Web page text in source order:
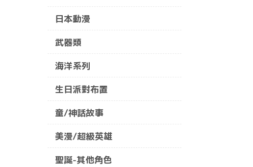
日本動漫
武器類
海洋系列
生日派對布置
童/神話故事
美漫/超級英雄
聖誕-其他角色